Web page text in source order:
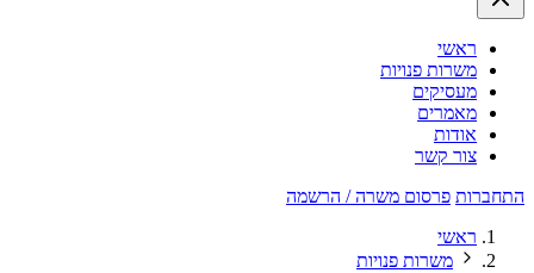
ראשי
משרות פנויות
מעסיקים
מאמרים
אודות
צור קשר
התחברות פרסום משרה / הרשמה
ראשי
משרות פנויות